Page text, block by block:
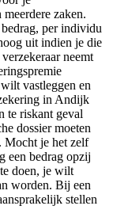
zaken.
per individu
uit indien je die
neemt
vastleggen en
in Andijk
te riskant geval
dossier moeten
Mocht je het zelf
een bedrag opzij
doen, je wilt
worden. Bij een
stellen